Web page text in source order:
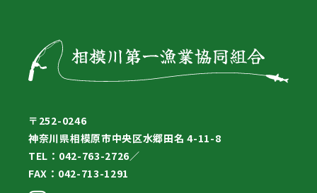
〒252-0246
神奈川県相模原市中央区水郷田名 4-11-8
TEL：042-763-2726／
FAX：042-713-1291